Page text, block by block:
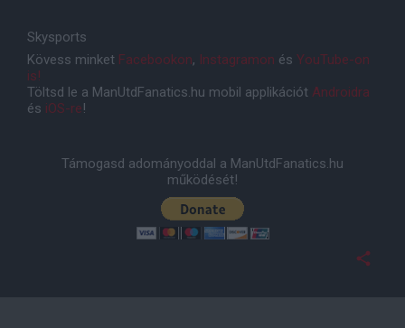
Skysports
Kövess minket Facebookon, Instagramon és YouTube-on
is!
Töltsd le a ManUtdFanatics.hu mobil applikációt Androidra
és iOS-re!
Támogasd adományoddal a ManUtdFanatics.hu
működését!